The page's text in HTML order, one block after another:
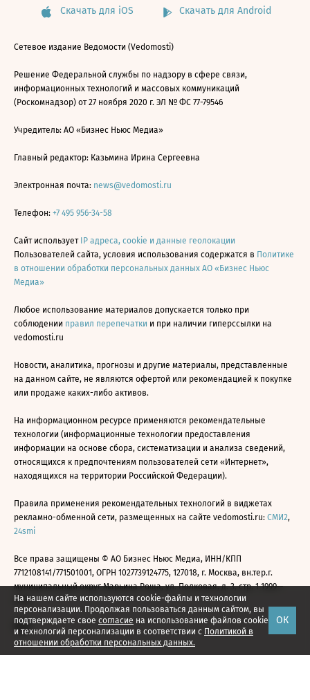
На нашем сайте используются cookie-файлы и технологии
персонализации. Продолжая пользоваться данным сайтом, вы
подтверждаете свое согласие на использование файлов cookie
и технологий персонализации в соответствии с Политикой в
отношении обработки персональных данных.
ОК
Скачать для iOS Скачать для Android
Сетевое издание Ведомости (Vedomosti)
Решение Федеральной службы по надзору в сфере связи,
информационных технологий и массовых коммуникаций
(Роскомнадзор) от 27 ноября 2020 г. ЭЛ № ФС 77-79546
Учредитель: АО «Бизнес Ньюс Медиа»
Главный редактор: Казьмина Ирина Сергеевна
Электронная почта: news@vedomosti.ru
Телефон: +7 495 956-34-58
Сайт использует IP адреса, cookie и данные геолокации
Пользователей сайта, условия использования содержатся в Политике
в отношении обработки персональных данных АО «Бизнес Ньюс
Медиа»
Любое использование материалов допускается только при
соблюдении правил перепечатки и при наличии гиперссылки на
vedomosti.ru
Новости, аналитика, прогнозы и другие материалы, представленные
на данном сайте, не являются офертой или рекомендацией к покупке
или продаже каких-либо активов.
На информационном ресурсе применяются рекомендательные
технологии (информационные технологии предоставления
информации на основе сбора, систематизации и анализа сведений,
относящихся к предпочтениям пользователей сети «Интернет»,
находящихся на территории Российской Федерации).
Правила применения рекомендательных технологий в виджетах
рекламно-обменной сети, размещенных на сайте vedomosti.ru: СМИ2,
24smi
Все права защищены © АО Бизнес Ньюс Медиа, ИНН/КПП
7712108141/771501001, ОГРН 1027739124775, 127018, г. Москва, вн.тер.г.
муниципальный округ Марьина Роща, ул. Полковая, д. 3, стр. 1 1999—
2026